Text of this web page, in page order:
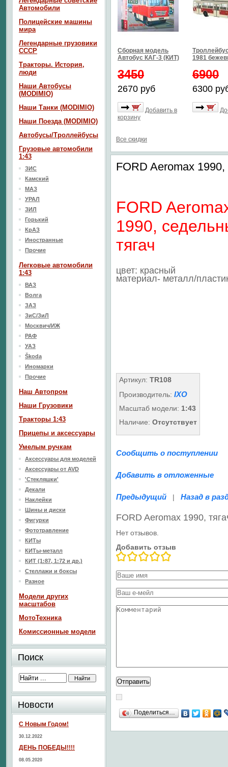
Сборная модель
Автобус КАГ-3 (КИТ)
3450
2670 руб
Добавить в
корзину
1981
6900
6300
Все скидки
FORD Aeromax 1990,
FORD
1990,
тягач
цвет: красный
материал- металл/
Артикул: TR108
Производитель: IXO
Масштаб модели: 1:43
Наличие: Отсутствует
Сообщить о поступлении
Добавить в отложенные
Предыдущий | Назад в
FORD Aeromax 1990,
Нет отзывов.
Добавить отзыв
Поделиться…
Автомобили
Полицейские машины
мира
Легендарные грузовики
СССР
Тракторы. История,
люди
Наши Автобусы
(MODIMIO)
Наши Танки (MODIMIO)
Наши Поезда (MODIMIO)
Автобусы/Троллейбусы
Грузовые автомобили
1:43
ЗИС
Камский
МАЗ
УРАЛ
ЗИЛ
Горький
КрАЗ
Иностранные
Прочие
Легковые автомобили
1:43
ВАЗ
Волга
ЗАЗ
ЗиС/ЗиЛ
Москвич/ИЖ
РАФ
УАЗ
Škoda
Иномарки
Прочие
Наш Aвтопром
Наши Грузовики
Тракторы 1:43
Прицепы и аксессуары
Умелым ручкам
Аксессуары для моделей
Аксессуары от AVD
'Стекляшки'
Декали
Наклейки
Шины и диски
Фигурки
Фототравление
КИТы
КИТы-металл
КИТ (1:87, 1:72 и др.)
Стеллажи и боксы
Разное
Модели других
масштабов
МотоТехника
Комиссионные модели
Поиск
Новости
С Новым Годом!
30.12.2022
ДЕНЬ ПОБЕДЫ!!!!
08.05.2020